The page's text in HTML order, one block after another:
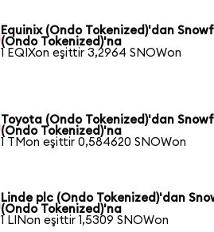
Equinix (Ondo Tokenized)'dan
(Ondo Tokenized)'na
1 EQIXon eşittir 3,2964 SNOWon
Toyota (Ondo Tokenized)'dan
(Ondo Tokenized)'na
1 TMon eşittir 0,584620 SNOWon
Linde plc (Ondo Tokenized)'dan
(Ondo Tokenized)'na
1 LINon eşittir 1,5309 SNOWon